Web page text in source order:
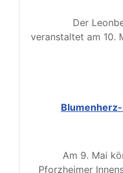
Der
veranstaltet am 10.
Am 9. Mai
Pforzheimer